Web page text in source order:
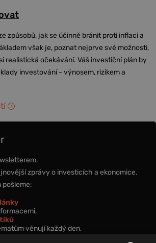
způsobů, jak se účinně bránit proti inflaci a
však je, poznat nejprve své možnosti,
realistická očekávání. Váš investiční plán by
investování - výnosem, rizikem a
zprávy o investicích a ekonomice.
věnují každý den,